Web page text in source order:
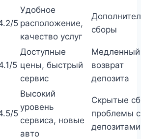
5
Удобное
расположение,
качество услуг
сборы
5
Доступные
цены, быстрый
сервис
Медленный
возврат
депозита
5
Высокий
уровень
сервиса, новые
авто
Скрытые
проблемы с
депозитами